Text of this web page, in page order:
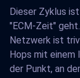
Dieser Zyklus
"ECM-Zeit"
Netzwerk ist
Hops mit einem
der Punkt, an